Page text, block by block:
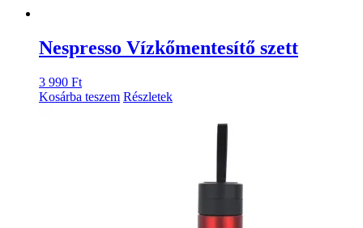
Nespresso Vízkőmentesítő szett
3 990 Ft
Kosárba teszem Részletek